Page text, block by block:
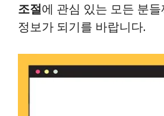
조절에 관심 있는 모든 분
정보가 되기를 바랍니다.